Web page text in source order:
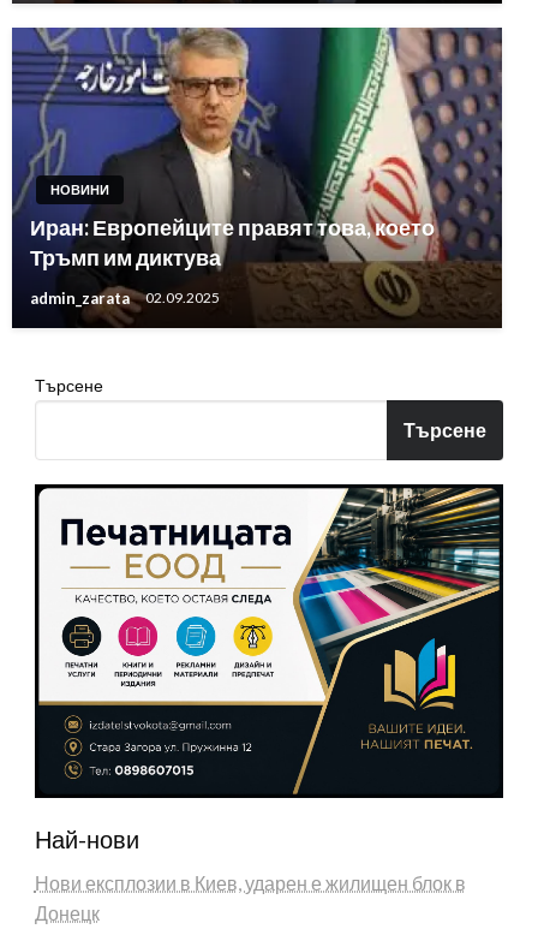
НОВИНИ
Иран: Европейците правят това, което
Тръмп им диктува
admin_zarata 02.09.2025
Търсене
Търсене
Най-нови
Нови експлозии в Киев, ударен е жилищен блок в
Донецк